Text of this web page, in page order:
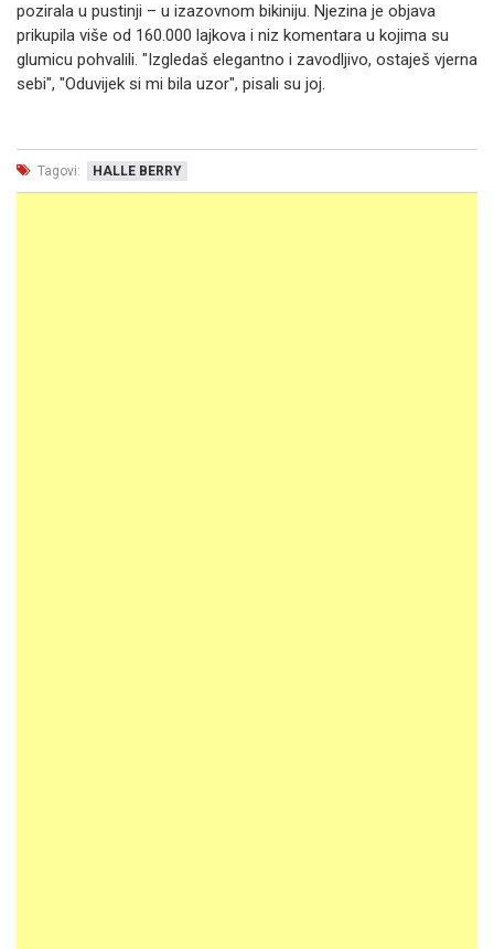
pozirala u pustinji – u izazovnom bikiniju. Njezina je objava
prikupila više od 160.000 lajkova i niz komentara u kojima su
glumicu pohvalili. "Izgledaš elegantno i zavodljivo, ostaješ vjerna
sebi", "Oduvijek si mi bila uzor", pisali su joj.
Tagovi: HALLE BERRY